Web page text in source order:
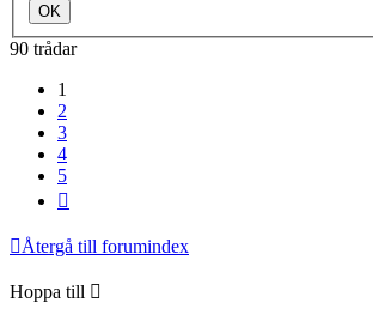
90 trådar
1
2
3
4
5
Återgå till forumindex
Hoppa till